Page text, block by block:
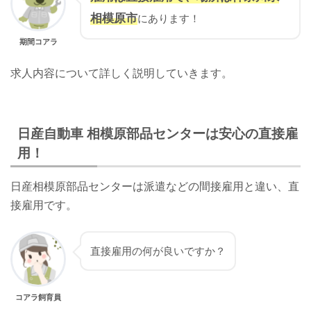
期間コアラ
相模原市にあります！
求人内容について詳しく説明していきます。
日産自動車 相模原部品センターは安心の直接雇
用！
日産相模原部品センターは派遣などの間接雇用と違い、直
接雇用です。
コアラ飼育員
直接雇用の何が良いですか？